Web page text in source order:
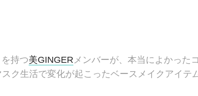
持つ美GINGER メンバーが、本当によかった
ク生活で変化が起こったベースメイクアイテ